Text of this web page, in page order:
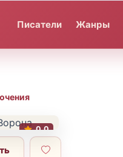
Писатели Жанры
0.0